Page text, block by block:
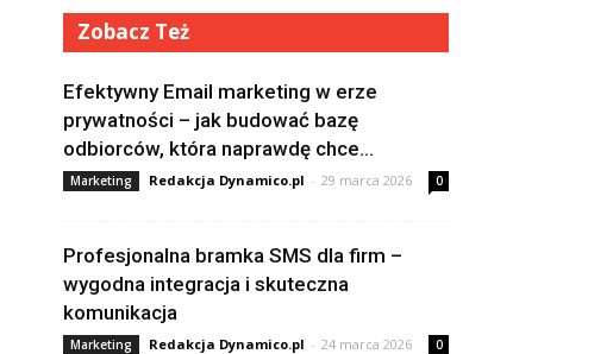
Zobacz Też
Efektywny Email marketing w erze
prywatności – jak budować bazę
odbiorców, która naprawdę chce...
Marketing Redakcja Dynamico.pl - 29 marca 2026 0
Profesjonalna bramka SMS dla firm –
wygodna integracja i skuteczna
komunikacja
Marketing Redakcja Dynamico.pl - 24 marca 2026 0